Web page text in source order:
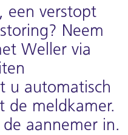
een verstopt
Neem
Weller via
u automatisch
de meldkamer.
aannemer in.